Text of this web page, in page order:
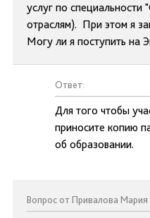
услуг по специальности
отраслям). При этом я
Могу ли я поступить на
Ответ:
Для того чтобы
приносите копию
об образовании.
Вопрос от Привалова Мария